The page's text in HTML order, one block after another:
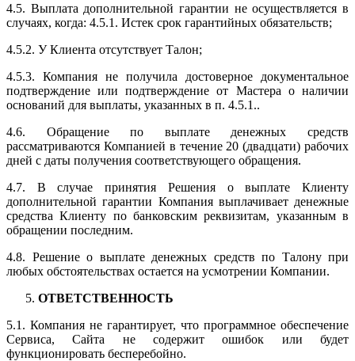
4.5. Выплата дополнительной гарантии не осуществляется в
случаях, когда: 4.5.1. Истек срок гарантийных обязательств;
4.5.2. У Клиента отсутствует Талон;
4.5.3. Компания не получила достоверное документальное
подтверждение или подтверждение от Мастера о наличии
оснований для выплаты, указанных в п. 4.5.1..
4.6. Обращение по выплате денежных средств
рассматриваются Компанией в течение 20 (двадцати) рабочих
дней с даты получения соответствующего обращения.
4.7. В случае принятия Решения о выплате Клиенту
дополнительной гарантии Компания выплачивает денежные
средства Клиенту по банковским реквизитам, указанным в
обращении последним.
4.8. Решение о выплате денежных средств по Талону при
любых обстоятельствах остается на усмотрении Компании.
ОТВЕТСТВЕННОСТЬ
5.1. Компания не гарантирует, что программное обеспечение
Сервиса, Сайта не содержит ошибок или будет
функционировать бесперебойно.